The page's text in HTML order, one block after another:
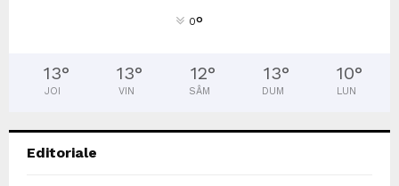
0°
13°
JOI
13°
VIN
12°
SÂM
13°
DUM
10°
LUN
Editoriale